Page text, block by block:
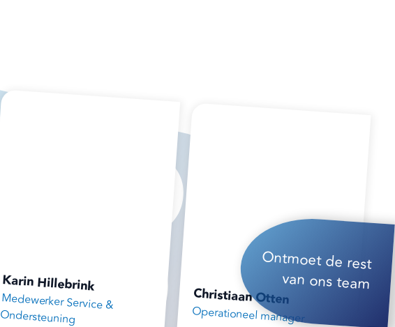
Karin Hillebrink
Medewerker Service &
Ondersteuning
Christiaan Otten
Operationeel manager
Ontmoet de rest
van ons team